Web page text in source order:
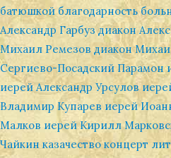
батюшкой благодарность
Александр Гарбуз диакон
Михаил Ремезов диакон
Сергиево-Посадский Парамон
иерей Александр Урсулов
Владимир Купарев иерей
Малков иерей Кирилл
Чайкин казачество концерт